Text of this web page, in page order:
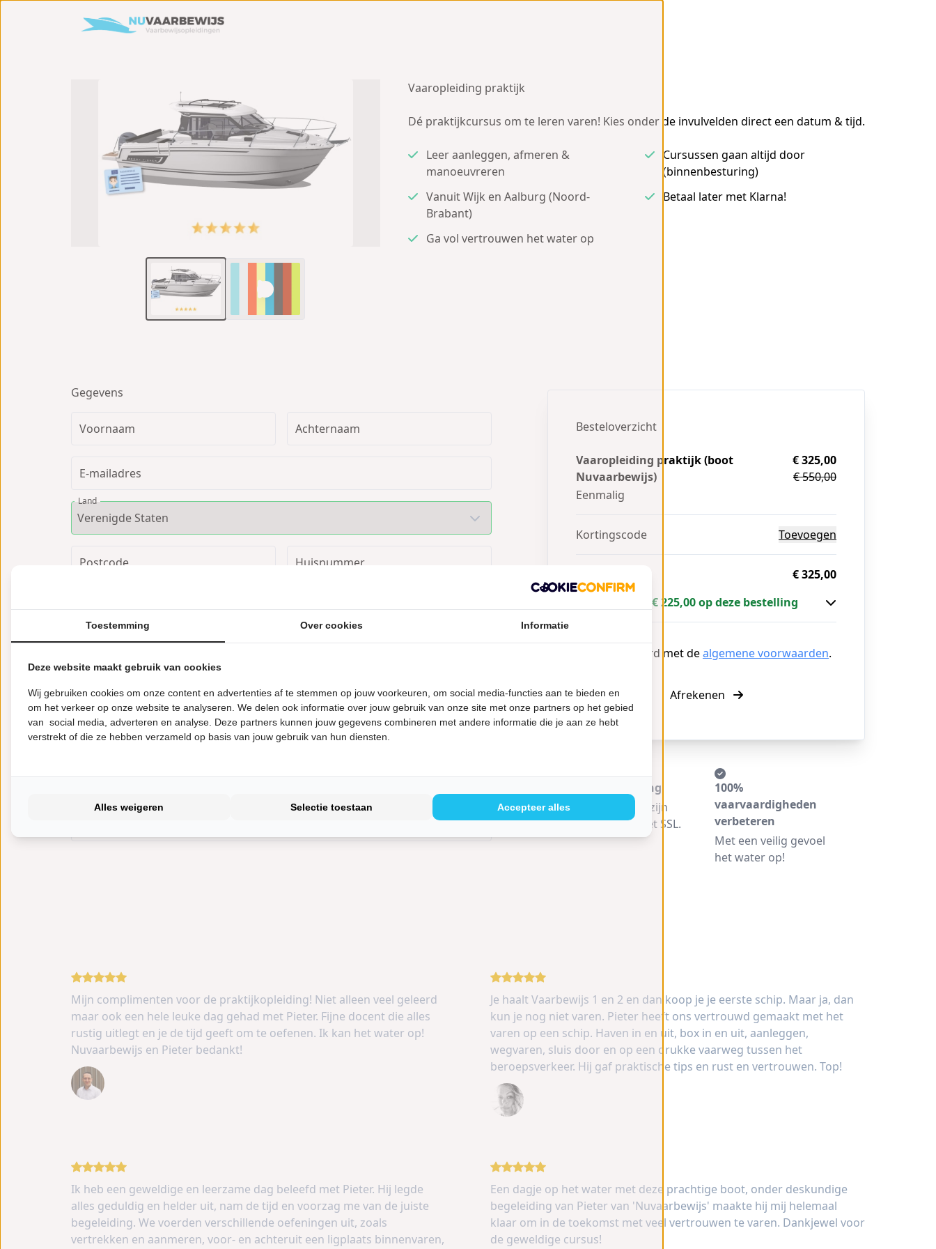
Vaaropleiding praktijk
Dé praktijkcursus om te leren varen! Kies onder de invulvelden direct een datum & tijd.
Leer aanleggen, afmeren &
manoeuvreren
Cursussen gaan altijd door
(binnenbesturing)
Vanuit Wijk en Aalburg (Noord-
Brabant)
Betaal later met Klarna!
Ga vol vertrouwen het water op
Gegevens
Voornaam Achternaam
E-mailadres
Land
Postcode Huisnummer
Straat Plaats
Staten
+1
Telefoonnummer
Bedrijfsnaam (optioneel)
Kies hier de datum en tijd
Besteloverzicht
Vaaropleiding praktijk (boot
Nuvaarbewijs)
Eenmalig
€ 325,00
€ 550,00
Kortingscode Toevoegen
€ 325,00
Je bespaart € 225,00 op deze bestelling
Ik ga akkoord met dealgemene voorwaarden.
Afrekenen
Veilige betaling
Verbindingen zijn
versleuteld met SSL.
100%
vaarvaardigheden
verbeteren
Met een veilig gevoel
het water op!
Mijn complimenten voor de praktijkopleiding! Niet alleen veel geleerd
maar ook een hele leuke dag gehad met Pieter. Fijne docent die alles
rustig uitlegt en je de tijd geeft om te oefenen. Ik kan het water op!
Nuvaarbewijs en Pieter bedankt!
Je haalt Vaarbewijs 1 en 2 en dan koop je je eerste schip. Maar ja, dan
kun je nog niet varen. Pieter heeft ons vertrouwd gemaakt met het
varen op een schip. Haven in en uit, box in en uit, aanleggen,
wegvaren, sluis door en op een drukke vaarweg tussen het
beroepsverkeer. Hij gaf praktische tips en rust en vertrouwen. Top!
Ik heb een geweldige en leerzame dag beleefd met Pieter. Hij legde
alles geduldig en helder uit, nam de tijd en voorzag me van de juiste
begeleiding. We voerden verschillende oefeningen uit, zoals
vertrekken en aanmeren, voor- en achteruit een ligplaats binnenvaren,
Een dagje op het water met deze prachtige boot, onder deskundige
begeleiding van Pieter van 'Nuvaarbewijs' maakte hij mij helemaal
klaar om in de toekomst met veel vertrouwen te varen. Dankjewel voor
de geweldige cursus!
Toestemming Over cookies Informatie
Deze website maakt gebruik van cookies
Wij gebruiken cookies om onze content en advertenties af te stemmen op jouw voorkeuren, om social media-functies aan te bieden en
om het verkeer op onze website te analyseren. We delen ook informatie over jouw gebruik van onze site met onze partners op het gebied
van social media, adverteren en analyse. Deze partners kunnen jouw gegevens combineren met andere informatie die je aan ze hebt
verstrekt of die ze hebben verzameld op basis van jouw gebruik van hun diensten.
Alles weigeren Selectie toestaan Accepteer alles